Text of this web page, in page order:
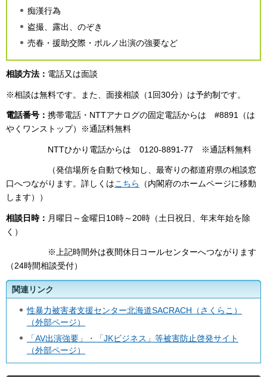
痴漢行為
盗撮、露出、のぞき
売春・援助交際・ポルノ出演の強要など
相談方法： 電話又は面談
※相談は無料です。また、面接相談（1回30分）は予約制です。
電話番号： 携帯電話・NTTアナログの固定電話からは #8891（は
やくワンストップ）※通話料無料
NTTひかり電話からは 0120-8891-77 ※通話料無料
（発信場所を自動で検知し、最寄りの都道府県の相談窓
口へつながります。詳しくはこちら
（内閣府のホームページに移動
します））
相談日時： 月曜日～金曜日10時～20時（土日祝日、年末年始を除
く）
※上記時間外は夜間休日コールセンターへつながります
（24時間相談受付）
関連リンク
性暴力被害者支援センター北海道SACRACH（さくらこ）
（外部ページ）
「AV出演強要」・「JKビジネス」等被害防止啓発サイト
（外部ページ）